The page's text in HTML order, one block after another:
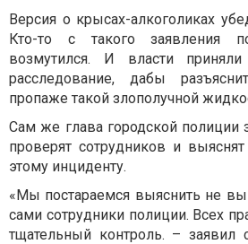
Версия о крысах-алкоголиках
Кто-то с такого заявления
возмутился. И власти
расследование, дабы
пропаже такой злополучной
Сам же глава городской полиции
проверят сотрудников и
этому инциденту.
«Мы постараемся выяснить не
сами сотрудники полиции. Всех
тщательный контроль. – заявил